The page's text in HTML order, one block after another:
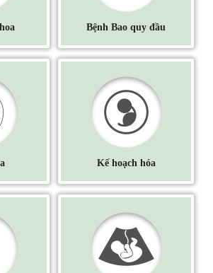
Bệnh Bao quy đầu
Kế hoạch hóa